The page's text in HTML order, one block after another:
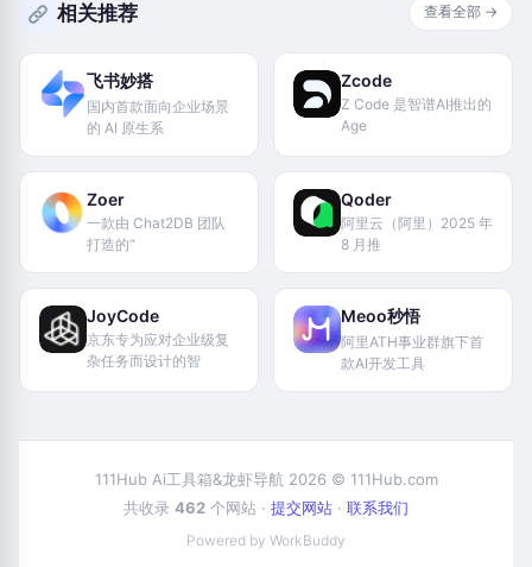
相关推荐 查看全部 →
飞书妙搭
国内首款面向企业场景
的 AI 原生系
Zcode
Z Code 是智谱AI推出的
Age
Zoer
一款由 Chat2DB 团队
打造的“
Qoder
阿里云（阿里）2025 年
8 月推
JoyCode
京东专为应对企业级复
杂任务而设计的智
Meoo秒悟
阿里ATH事业群旗下首
款AI开发工具
111Hub Ai工具箱&龙虾导航 2026 © 111Hub.com
共收录 462 个网站 · 提交网站 · 联系我们
Powered by WorkBuddy